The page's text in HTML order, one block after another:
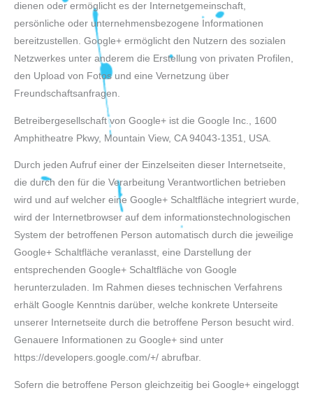
dienen oder ermöglicht es der Internetgemeinschaft,
persönliche oder unternehmensbezogene Informationen
bereitzustellen. Google+ ermöglicht den Nutzern des sozialen
Netzwerkes unter anderem die Erstellung von privaten Profilen,
den Upload von Fotos und eine Vernetzung über
Freundschaftsanfragen.
Betreibergesellschaft von Google+ ist die Google Inc., 1600
Amphitheatre Pkwy, Mountain View, CA 94043-1351, USA.
Durch jeden Aufruf einer der Einzelseiten dieser Internetseite,
die durch den für die Verarbeitung Verantwortlichen betrieben
wird und auf welcher eine Google+ Schaltfläche integriert wurde,
wird der Internetbrowser auf dem informationstechnologischen
System der betroffenen Person automatisch durch die jeweilige
Google+ Schaltfläche veranlasst, eine Darstellung der
entsprechenden Google+ Schaltfläche von Google
herunterzuladen. Im Rahmen dieses technischen Verfahrens
erhält Google Kenntnis darüber, welche konkrete Unterseite
unserer Internetseite durch die betroffene Person besucht wird.
Genauere Informationen zu Google+ sind unter
https://developers.google.com/+/ abrufbar.
Sofern die betroffene Person gleichzeitig bei Google+ eingeloggt